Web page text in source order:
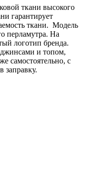
ткани высокого
гарантирует
ткани. Модель
перламутра. На
логотип бренда.
джинсами и топом,
самостоятельно, с